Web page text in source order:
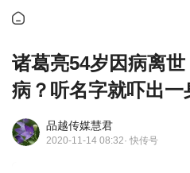
诸葛亮54岁因病离
病？听名字就吓出一
品越传媒慧君
2020-11-14 08:32· 快传号